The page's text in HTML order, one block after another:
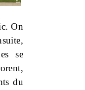
On
se
du